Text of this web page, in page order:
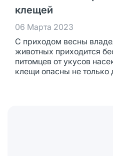
клещей
06 Марта 2023
С приходом весны
животных приходится
питомцев от укусов
клещи опасны не только